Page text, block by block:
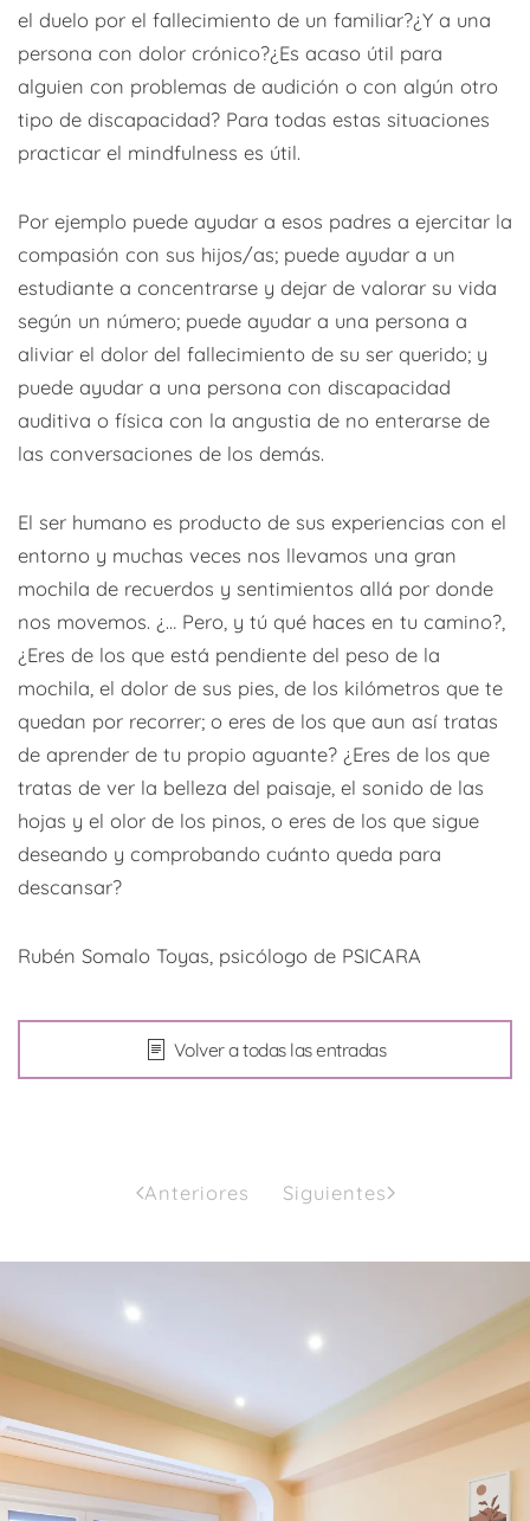
el duelo por el fallecimiento de un familiar?¿Y a una
persona con dolor crónico?¿Es acaso útil para
alguien con problemas de audición o con algún otro
tipo de discapacidad? Para todas estas situaciones
practicar el mindfulness es útil.
Por ejemplo puede ayudar a esos padres a ejercitar la
compasión con sus hijos/as; puede ayudar a un
estudiante a concentrarse y dejar de valorar su vida
según un número; puede ayudar a una persona a
aliviar el dolor del fallecimiento de su ser querido; y
puede ayudar a una persona con discapacidad
auditiva o física con la angustia de no enterarse de
las conversaciones de los demás.
El ser humano es producto de sus experiencias con el
entorno y muchas veces nos llevamos una gran
mochila de recuerdos y sentimientos allá por donde
nos movemos. ¿… Pero, y tú qué haces en tu camino?,
¿Eres de los que está pendiente del peso de la
mochila, el dolor de sus pies, de los kilómetros que te
quedan por recorrer; o eres de los que aun así tratas
de aprender de tu propio aguante? ¿Eres de los que
tratas de ver la belleza del paisaje, el sonido de las
hojas y el olor de los pinos, o eres de los que sigue
deseando y comprobando cuánto queda para
descansar?
Rubén Somalo Toyas, psicólogo de PSICARA
Volver a todas las entradas
Anteriores Siguientes